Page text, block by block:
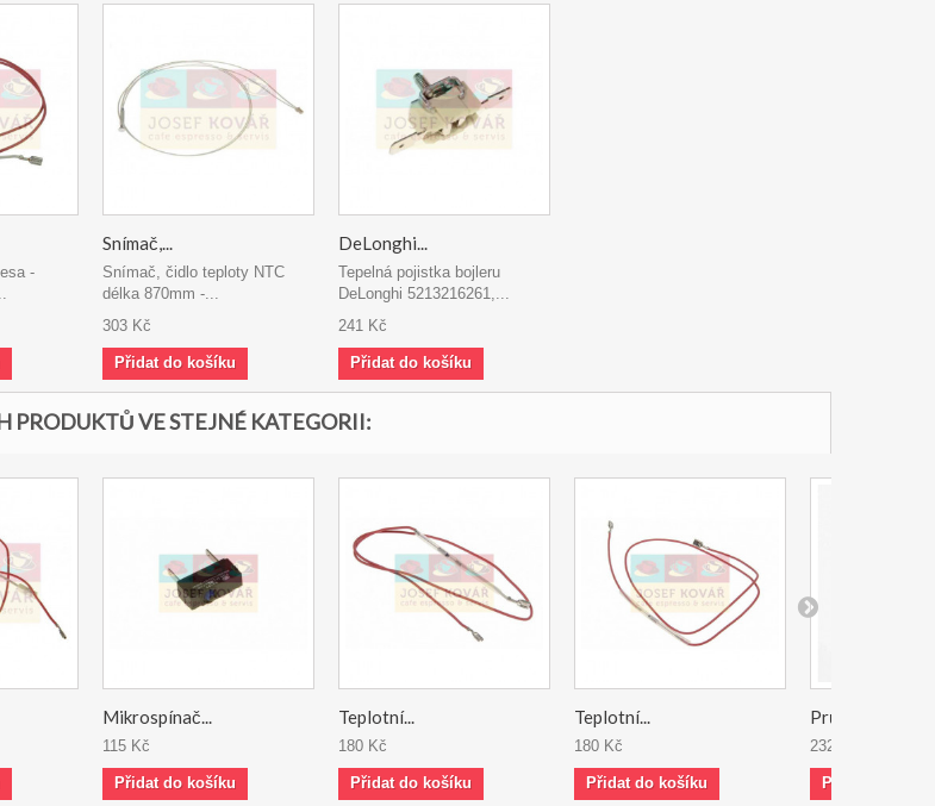
-
Snímač,...
Snímač, čidlo teploty NTC
délka 870mm -...
303 Kč
Přidat do košíku
DeLonghi...
Tepelná pojistka bojleru
DeLonghi 5213216261,...
241 Kč
Přidat do košíku
PRODUKTŮ VE STEJNÉ KATEGORII:
Mikrospínač...
115 Kč
Přidat do košíku
Teplotní...
180 Kč
Přidat do košíku
Teplotní...
180 Kč
Přidat do košíku
Průtokoměr
232 Kč
Přidat do